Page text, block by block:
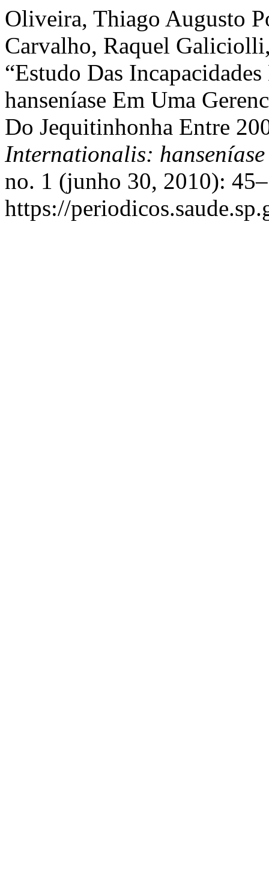
Oliveira, Thiago Augusto
Carvalho, Raquel
“Estudo Das
hanseníase Em Uma
Do Jequitinhonha Entre
Internationalis:
no. 1 (junho 30, 2010):
https://